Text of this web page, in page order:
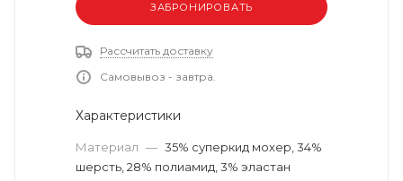
ЗАБРОНИРОВАТЬ
Рассчитать доставку
Самовывоз - завтра.
Характеристики
Материал — 35% суперкид мохер, 34%
шерсть, 28% полиамид, 3% эластан